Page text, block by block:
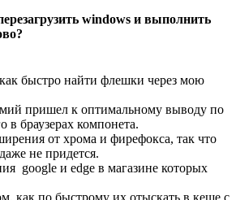
windows и выполнить
быстро найти флешки через мою
пришел к оптимальному выводу по
в браузерах компонета.
от хрома и фирефокса, так что
не придется.
google и edge в магазине которых
как по быстрому их отыскать в кеше с